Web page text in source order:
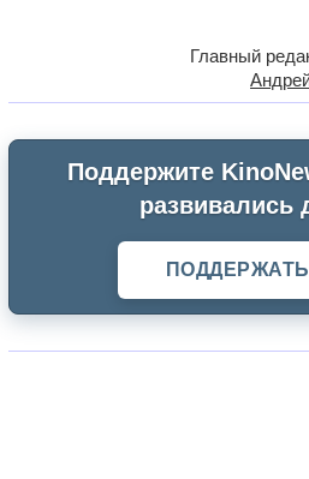
Главный
Поддержите
развивались